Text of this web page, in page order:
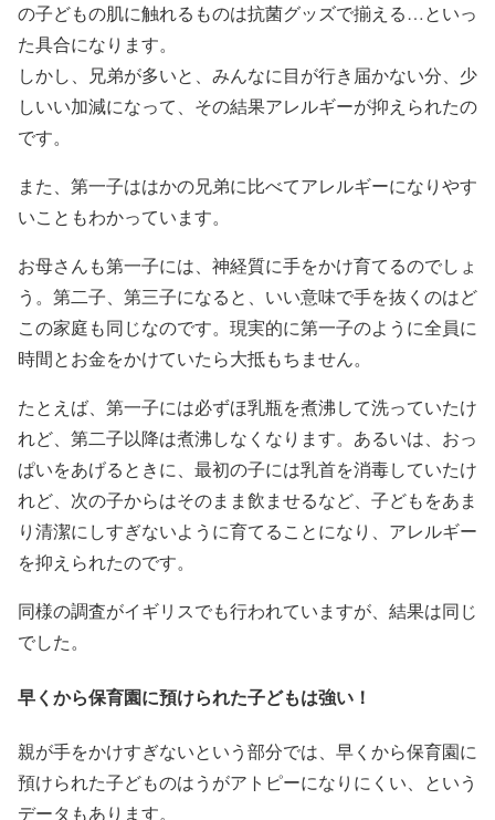
の子どもの肌に触れるものは抗菌グッズで揃える…といっ
た具合になります。
しかし、兄弟が多いと、みんなに目が行き届かない分、少
しいい加減になって、その結果アレルギーが抑えられたの
です。
また、第一子ははかの兄弟に比べてアレルギーになりやす
いこともわかっています。
お母さんも第一子には、神経質に手をかけ育てるのでしょ
う。第二子、第三子になると、いい意味で手を抜くのはど
この家庭も同じなのです。現実的に第一子のように全員に
時間とお金をかけていたら大抵もちません。
たとえば、第一子には必ずほ乳瓶を煮沸して洗っていたけ
れど、第二子以降は煮沸しなくなります。あるいは、おっ
ぱいをあげるときに、最初の子には乳首を消毒していたけ
れど、次の子からはそのまま飲ませるなど、子どもをあま
り清潔にしすぎないように育てることになり、アレルギー
を抑えられたのです。
同様の調査がイギリスでも行われていますが、結果は同じ
でした。
早くから保育園に預けられた子どもは強い！
親が手をかけすぎないという部分では、早くから保育園に
預けられた子どものはうがアトピーになりにくい、という
データもあります。